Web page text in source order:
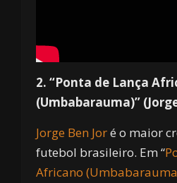
2. “Ponta de Lança
(Umbabarauma)”
Jorge Ben Joré o maior
futebol brasileiro. Em “
Africano